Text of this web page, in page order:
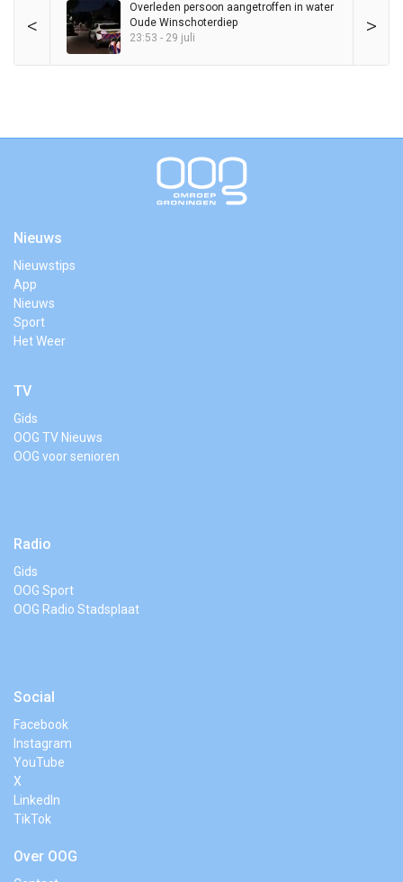
< >
Overleden persoon aangetroffen in water
Oude Winschoterdiep
23:53 - 29 juli
Nieuws
Nieuwstips
App
Nieuws
Sport
Het Weer
TV
Gids
OOG TV Nieuws
OOG voor senioren
Radio
Gids
OOG Sport
OOG Radio Stadsplaat
Social
Facebook
Instagram
YouTube
X
LinkedIn
TikTok
Over OOG